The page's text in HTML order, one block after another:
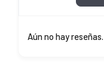
Aún no hay reseñas.